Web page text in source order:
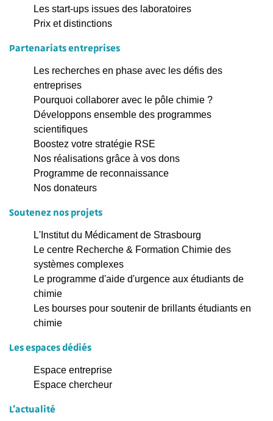
Les start-ups issues des laboratoires
Prix et distinctions
Partenariats entreprises
Les recherches en phase avec les défis des
entreprises
Pourquoi collaborer avec le pôle chimie ?
Développons ensemble des programmes
scientifiques
Boostez votre stratégie RSE
Nos réalisations grâce à vos dons
Programme de reconnaissance
Nos donateurs
Soutenez nos projets
L'Institut du Médicament de Strasbourg
Le centre Recherche & Formation Chimie des
systèmes complexes
Le programme d'aide d'urgence aux étudiants de
chimie
Les bourses pour soutenir de brillants étudiants en
chimie
Les espaces dédiés
Espace entreprise
Espace chercheur
L'actualité